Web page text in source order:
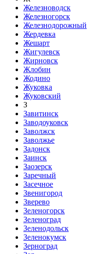
Железноводск
Железногорск
Железнодорожный
Жердевка
Жешарт
Жигулевск
Жирновск
Жлобин
Жодино
Жуковка
Жуковский
З
Завитинск
Заводоуковск
Заволжск
Заволжье
Задонск
Заинск
Заозерск
Заречный
Засечное
Звенигород
Зверево
Зеленогорск
Зеленоград
Зеленодольск
Зеленокумск
Зерноград